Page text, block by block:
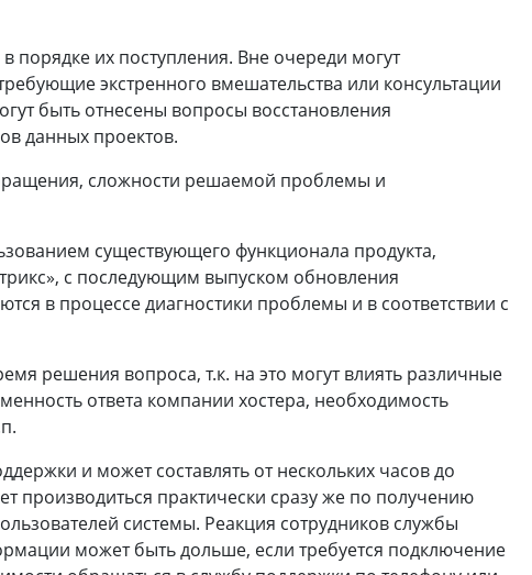
их поступления. Вне очереди могут
экстренного вмешательства или консультации
быть отнесены вопросы восстановления
данных проектов.
сложности решаемой проблемы и
существующего функционала продукта,
с последующим выпуском обновления
в процессе диагностики проблемы и в соответствии с
решения вопроса, т.к. на это могут влиять различные
ответа компании хостера, необходимость
и может составлять от нескольких часов до
производиться практически сразу же по получению
системы. Реакция сотрудников службы
может быть дольше, если требуется подключение